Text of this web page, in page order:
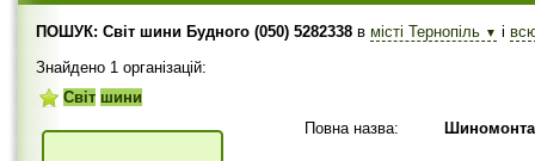
ПОШУК: Світ шини Будного (050) 5282338 в місті Тернопіль ▼ і
Знайдено 1 організацій:
Світ шини
Повна назва: